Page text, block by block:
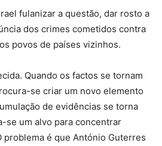
fulanizar a questão, dar rosto a
dos crimes cometidos contra
povos de países vizinhos.
Quando os factos se tornam
se criar um novo elemento
de evidências se torna
se um alvo para concentrar
problema é que António Guterres